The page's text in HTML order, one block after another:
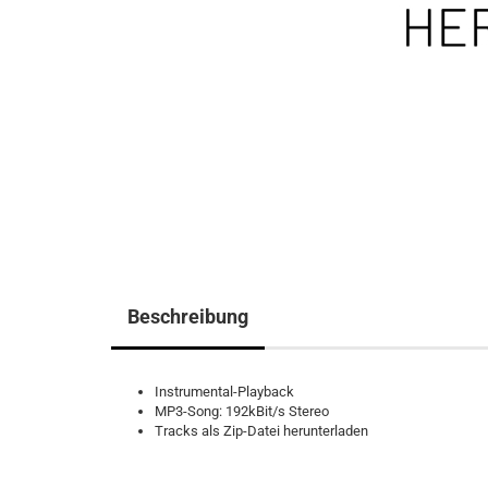
Beschreibung
Instrumental-Playback
MP3-Song: 192kBit/s Stereo
Tracks als Zip-Datei herunterladen